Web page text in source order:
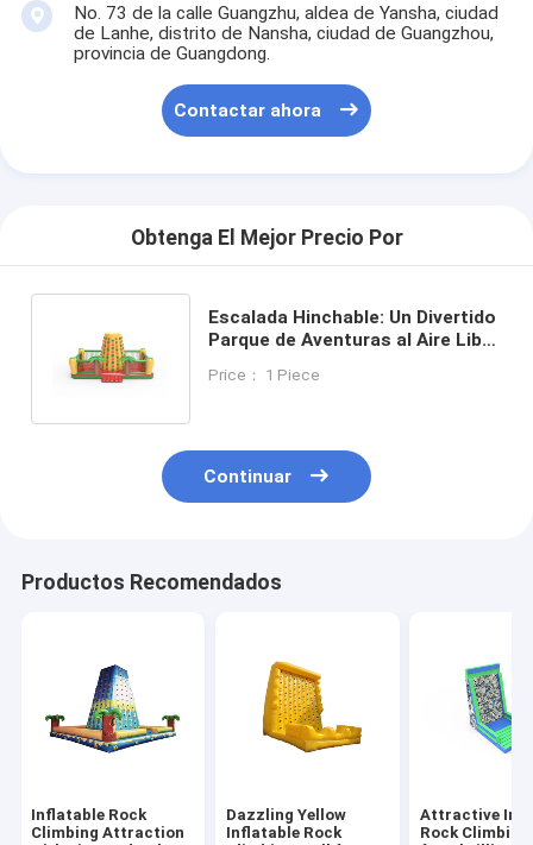
No. 73 de la calle Guangzhu, aldea de Yansha, ciudad
de Lanhe, distrito de Nansha, ciudad de Guangzhou,
provincia de Guangdong.
Contactar ahora
Obtenga El Mejor Precio Por
Escalada Hinchable: Un Divertido
Parque de Aventuras al Aire Libre
Price： 1 Piece
Continuar
Productos Recomendados
Inflatable Rock
Climbing Attraction
Dazzling Yellow
Inflatable Rock
Attractive
Rock Climbing